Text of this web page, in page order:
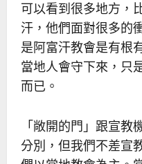
可以看到很多地方，
汗，他們面對很多的
是阿富汗教會是有根
當地人會守下來，只
而已。
「敞開的門」跟宣教
分別，但我們不差宣